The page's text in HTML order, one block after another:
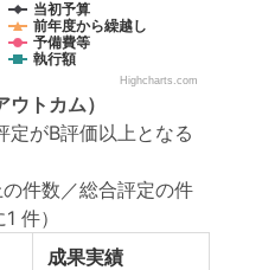
当初予算
前年度から繰越し
予備費等
執行額
Highcharts.com
ウトカム）
定がB評価以上となる
件数／総合評定の件
件）
成果実績